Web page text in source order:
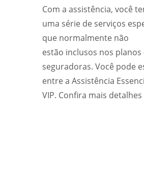
Com a assistência, você
uma série de serviços
que normalmente não
estão inclusos nos planos
seguradoras. Você pode
entre a Assistência
VIP. Confira mais